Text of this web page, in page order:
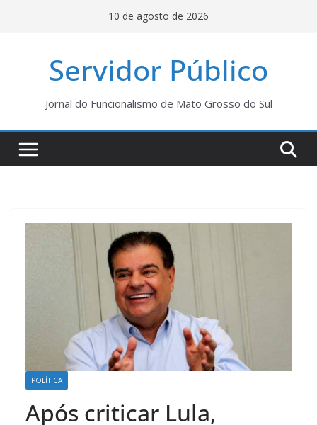
10 de agosto de 2026
Servidor Público
Jornal do Funcionalismo de Mato Grosso do Sul
POLÍTICA
Após criticar Lula,